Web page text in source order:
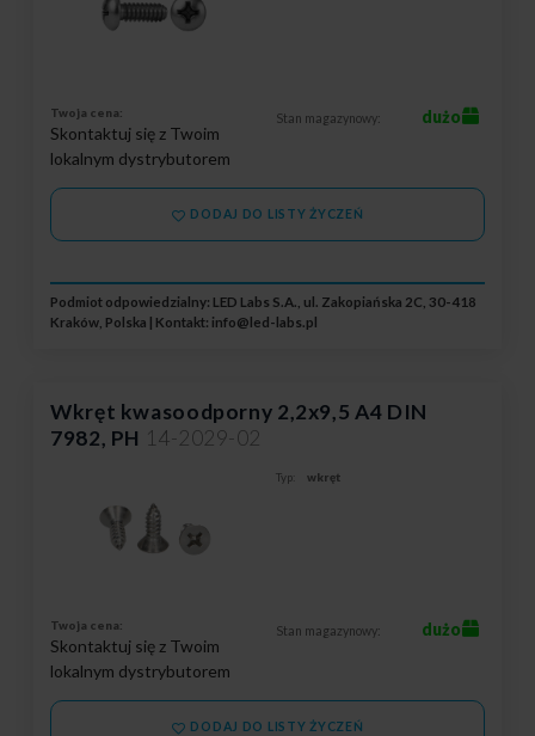
Twoja cena:
Skontaktuj się z Twoim
lokalnym dystrybutorem
Stan magazynowy: dużo
DODAJ DO LISTY ŻYCZEŃ
Podmiot odpowiedzialny: LED Labs S.A., ul. Zakopiańska 2C, 30-418
Kraków, Polska | Kontakt: info@led-labs.pl
Wkręt kwasoodporny 2,2x9,5 A4 DIN
7982, PH 14-2029-02
Typ: wkręt
Twoja cena:
Skontaktuj się z Twoim
lokalnym dystrybutorem
Stan magazynowy: dużo
DODAJ DO LISTY ŻYCZEŃ